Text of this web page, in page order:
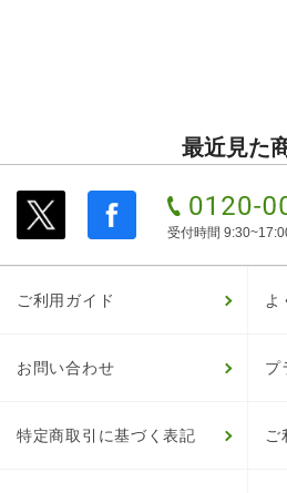
最近見た
受付時間
ご利用ガイド よ
お問い合わせ プ
特定商取引に基づく表記 ご